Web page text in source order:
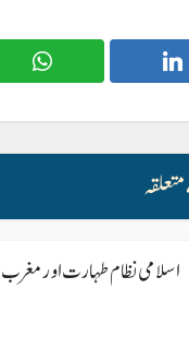
اسلامی نظام طہارت اور مغرب